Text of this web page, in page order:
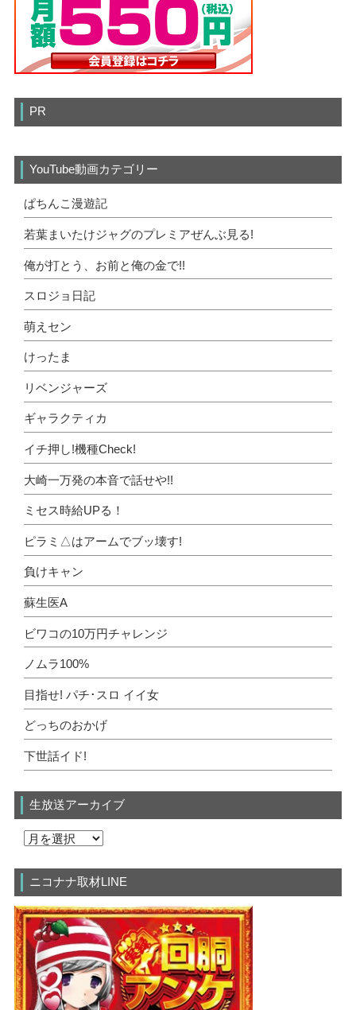
PR
YouTube動画カテゴリー
ぱちんこ漫遊記
若葉まいたけジャグのプレミアぜんぶ見る!
俺が打とう、お前と俺の金で!!
スロジョ日記
萌えセン
けったま
リベンジャーズ
ギャラクティカ
イチ押し!機種Check!
大崎一万発の本音で話せや!!
ミセス時給UPる！
ピラミ△はアームでブッ壊す!
負けキャン
蘇生医A
ビワコの10万円チャレンジ
ノムラ100%
目指せ! パチ･スロ イイ女
どっちのおかげ
下世話イド!
生放送アーカイブ
ニコナナ取材LINE